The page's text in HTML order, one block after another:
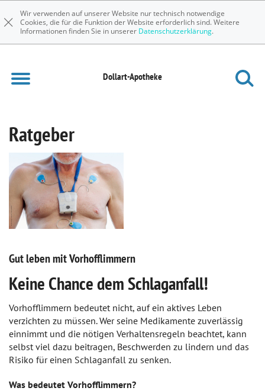
Wir verwenden auf unserer Website nur technisch notwendige
Cookies, die für die Funktion der Website erforderlich sind. Weitere
Informationen finden Sie in unserer Datenschutzerklärung.
Dollart-Apotheke
Ratgeber
Gut leben mit Vorhofflimmern
Keine Chance dem Schlaganfall!
Vorhofflimmern bedeutet nicht, auf ein aktives Leben
verzichten zu müssen. Wer seine Medikamente zuverlässig
einnimmt und die nötigen Verhaltensregeln beachtet, kann
selbst viel dazu beitragen, Beschwerden zu lindern und das
Risiko für einen Schlaganfall zu senken.
Was bedeutet Vorhofflimmern?